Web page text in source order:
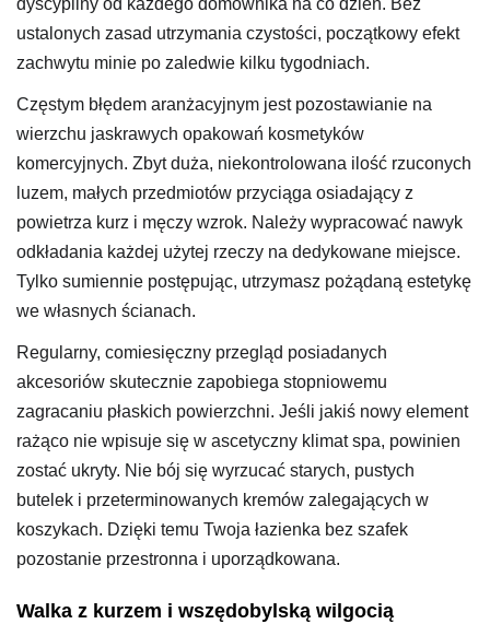
ustalonych zasad utrzymania czystości, początkowy efekt
zachwytu minie po zaledwie kilku tygodniach.
Częstym błędem aranżacyjnym jest pozostawianie na
wierzchu jaskrawych opakowań kosmetyków
komercyjnych. Zbyt duża, niekontrolowana ilość rzuconych
luzem, małych przedmiotów przyciąga osiadający z
powietrza kurz i męczy wzrok. Należy wypracować nawyk
odkładania każdej użytej rzeczy na dedykowane miejsce.
Tylko sumiennie postępując, utrzymasz pożądaną estetykę
we własnych ścianach.
Regularny, comiesięczny przegląd posiadanych
akcesoriów skutecznie zapobiega stopniowemu
zagracaniu płaskich powierzchni. Jeśli jakiś nowy element
rażąco nie wpisuje się w ascetyczny klimat spa, powinien
zostać ukryty. Nie bój się wyrzucać starych, pustych
butelek i przeterminowanych kremów zalegających w
koszykach. Dzięki temu Twoja łazienka bez szafek
pozostanie przestronna i uporządkowana.
Walka z kurzem i wszędobylską wilgocią